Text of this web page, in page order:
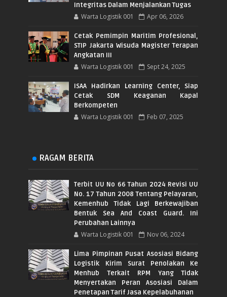
Integritas Dalam Menjalankan Tugas
Warta Logistik 001 Apr 06, 2026
Cetak Pemimpin Maritim Profesional,
STIP Jakarta Wisuda Magister Terapan
Angkatan III
Warta Logistik 001 Sept 24, 2025
ISAA Hadirkan Learning Center, Siap
Cetak SDM Keaganan Kapal
Berkompeten
Warta Logistik 001 Feb 07, 2025
RAGAM BERITA
Terbit UU No 66 Tahun 2024 Revisi UU
No. 17 Tahun 2008 Tentang Pelayaran,
Kemenhub Tidak Lagi Berkewajiban
Bentuk Sea And Coast Guard. Ini
Perubahan Lainnya
Warta Logistik 001 Nov 06, 2024
Lima Pimpinan Pusat Asosiasi Bidang
Logistik Kirim Surat Penolakan Ke
Menhub Terkait RPM Yang Tidak
Menyertakan Peran Asosiasi Dalam
Penetapan Tarif Jasa Kepelabuhanan